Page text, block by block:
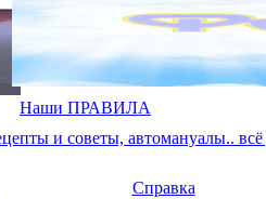
Наши ПРАВИЛА
и советы, автомануалы.. всё
Справка